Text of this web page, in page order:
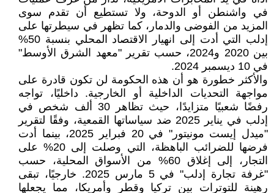
في واشنطن أو الدوحة، ولا تستطيع أن تقدم سوى
المزيد من الفوضى والدمار، كما تظهر في سيطرتها على
إدلب التي أدت إلى انهيار الاقتصاد المحلي بنسبة 50%
بين 2020 و2024، حسب تقرير "معهد الشرق الأوسط"
في 10 ديسمبر 2024.
والأكثر خطورة هو أن هذه الحكومة لن تكون قادرة على
مواجهة التحديات الداخلية أو الخارجية. داخليًا، تواجه
رفضًا شعبيًا متزايدًا، حيث تظاهر 30 ألف شخص في
إدلب في يناير 2025 ضد سياساتها القمعية، وفقًا لتقرير
"ميدل إيست مونيتور" في 20 فبراير 2025، بينما أدت
فرضها للضرائب الباهظة، التي وصلت إلى 20% على
التجار، إلى إغلاق 60% من الأسواق المحلية، حسب
"غرفة تجارة إدلب" في 5 مارس 2025. خارجيًا، تبقى
رهينة للتوترات بين تركيا وقطر وأمريكا، مما يجعلها